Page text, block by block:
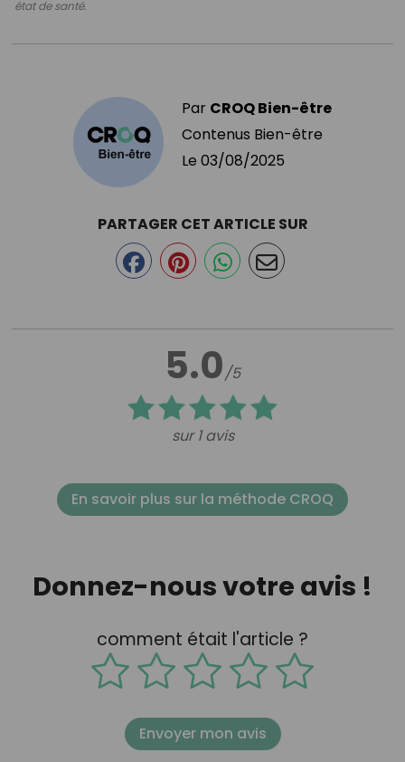
état de santé.
Par CROQ Bien-être
Contenus Bien-être
Le 03/08/2025
5.0/5
sur 1 avis
PARTAGER CET ARTICLE SUR
En savoir plus sur la méthode CROQ
Donnez-nous votre avis !
comment était l'article ?
Envoyer mon avis